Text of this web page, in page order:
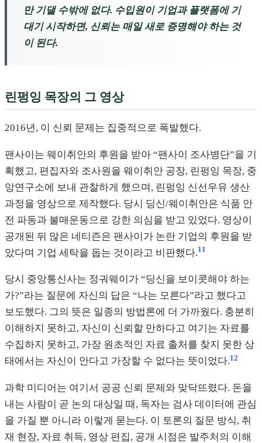
만 기댈 수밖에 없다. 수입원이 기업과 플랫폼에 기
대기 시작하면, 신뢰는 매일 새로 증명해야 하는 것
이 된다.
린펑잉 목장의 그 영상
2016년, 이 신뢰 문제는 집중적으로 폭발했다.
팬사이는 웨이취안의 후원을 받아 “팬사이 조사병단”을 기
획했고, 편집자와 조사원을 웨이취안 공장, 린펑잉 목장, 중
앙연구소에 보내 관찰하게 했으며, 린펑잉 신선우유 생산
과정을 영상으로 제작했다. 당시 딩신/웨이취안은 식품 안
전 파동과 불매운동으로 강한 의심을 받고 있었다. 영상이
공개된 뒤 많은 네티즌은 팬사이가 논란 기업의 후원을 받
았다며 기업 세탁을 돕는 것이라고 비판했다.11
당시 중앙통신사는 정궈웨이가 “딩신을 보이콧해야 하는
가?”라는 질문에 자신의 답은 “나는 모른다”라고 했다고
보도했다. 그의 뜻은 일종의 방법론에 더 가까웠다. 충분히
이해하지 못하고, 자신이 신뢰할 만하다고 여기는 자료를
수집하지 못하고, 가장 원초적인 자료 출처를 찾지 못한 상
태에서는 자신이 안다고 가장할 수 없다는 뜻이었다.12
과학 미디어는 여기서 공공 신뢰 문제와 맞닥뜨렸다. 돈을
내는 사람이 곧 논의 대상일 때, 독자는 검사 데이터에 관심
을 가질 뿐 아니라 이렇게 묻는다. 이 토론의 질문 방식, 취
재 현장, 자료 취득, 영상 편집, 공개 시점은 발주처의 이해